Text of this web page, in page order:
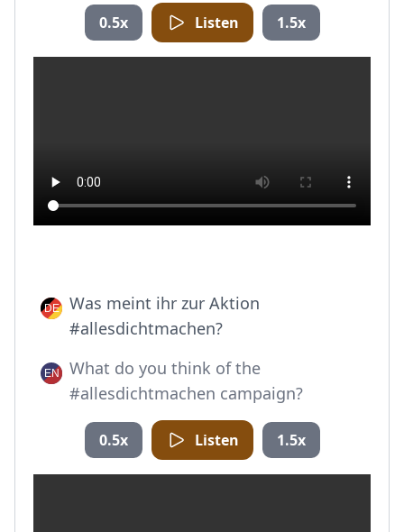
0.5x Listen 1.5x
Was meint ihr zur Aktion
#allesdichtmachen?
What do you think of the
#allesdichtmachen campaign?
0.5x Listen 1.5x